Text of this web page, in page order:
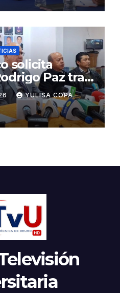
solicita
Paz tras
YULISA COPA